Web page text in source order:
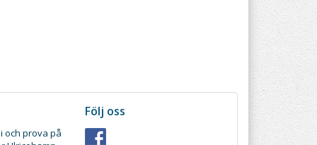
Följ oss
och prova på